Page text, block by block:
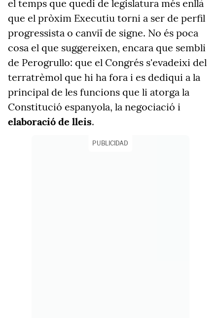
el temps que quedi de legislatura més enllà
que el pròxim Executiu torni a ser de perfil
progressista o canviï de signe. No és poca
cosa el que suggereixen, encara que sembli
de Perogrullo: que el Congrés s'evadeixi del
terratrèmol que hi ha fora i es dediqui a la
principal de les funcions que li atorga la
Constitució espanyola, la negociació i
elaboració de lleis.
PUBLICIDAD